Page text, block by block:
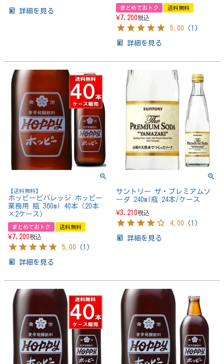
詳細を見る まとめておトク 送料無料
¥7,200税込
5.00 （ 1 ）
詳細を見る
【送料無料】
ホッピービバレッジ ホッピー
業務用 瓶 360ml 40本（20本
×2ケース）
まとめておトク 送料無料
¥7,200税込
5.00 （ 1 ）
詳細を見る
サントリー ザ・プレミアムソ
ーダ 240ml瓶 24本/ケース
¥3,210税込
4.00 （ 1 ）
詳細を見る